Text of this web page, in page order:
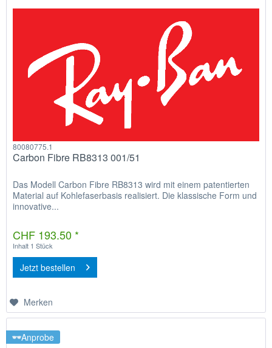
80080775.1
Carbon Fibre RB8313 001/51
Das Modell Carbon Fibre RB8313 wird mit einem patentierten
Material auf Kohlefaserbasis realisiert. Die klassische Form und
innovative...
CHF 193.50 *
Inhalt 1 Stück
Jetzt bestellen
Merken
Anprobe